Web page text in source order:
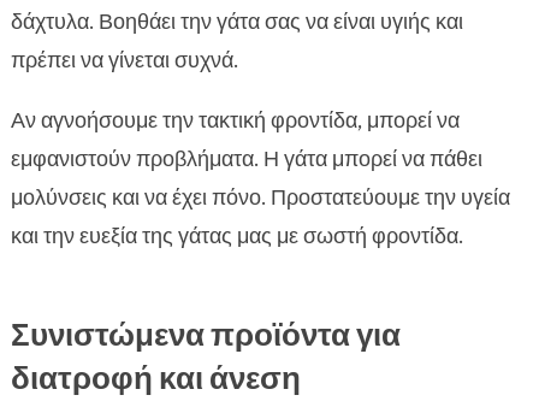
δάχτυλα. Βοηθάει την γάτα σας να είναι υγιής και
πρέπει να γίνεται συχνά.
Αν αγνοήσουμε την τακτική φροντίδα, μπορεί να
εμφανιστούν προβλήματα. Η γάτα μπορεί να πάθει
μολύνσεις και να έχει πόνο. Προστατεύουμε την υγεία
και την ευεξία της γάτας μας με σωστή φροντίδα.
Συνιστώμενα προϊόντα για
διατροφή και άνεση